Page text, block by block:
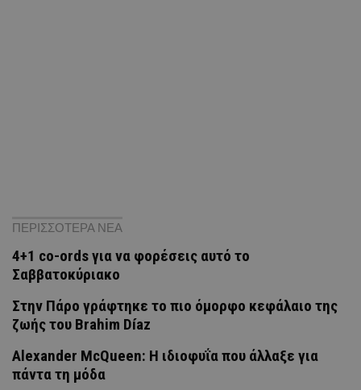
ΠΕΡΙΣΣΟΤΕΡΑ ΝΕΑ
4+1 co-ords για να φορέσεις αυτό το
Σαββατοκύριακο
Στην Πάρο γράφτηκε το πιο όμορφο κεφάλαιο της
ζωής του Brahim Díaz
Alexander McQueen: Η ιδιοφυΐα που άλλαξε για
πάντα τη μόδα